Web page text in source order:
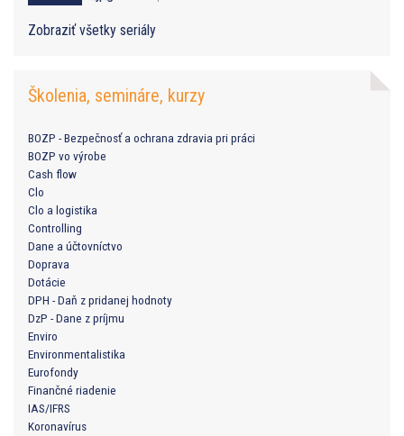
Zobraziť všetky seriály
Školenia, semináre, kurzy
BOZP - Bezpečnosť a ochrana zdravia pri práci
BOZP vo výrobe
Cash flow
Clo
Clo a logistika
Controlling
Dane a účtovníctvo
Doprava
Dotácie
DPH - Daň z pridanej hodnoty
DzP - Dane z príjmu
Enviro
Environmentalistika
Eurofondy
Finančné riadenie
IAS/IFRS
Koronavírus